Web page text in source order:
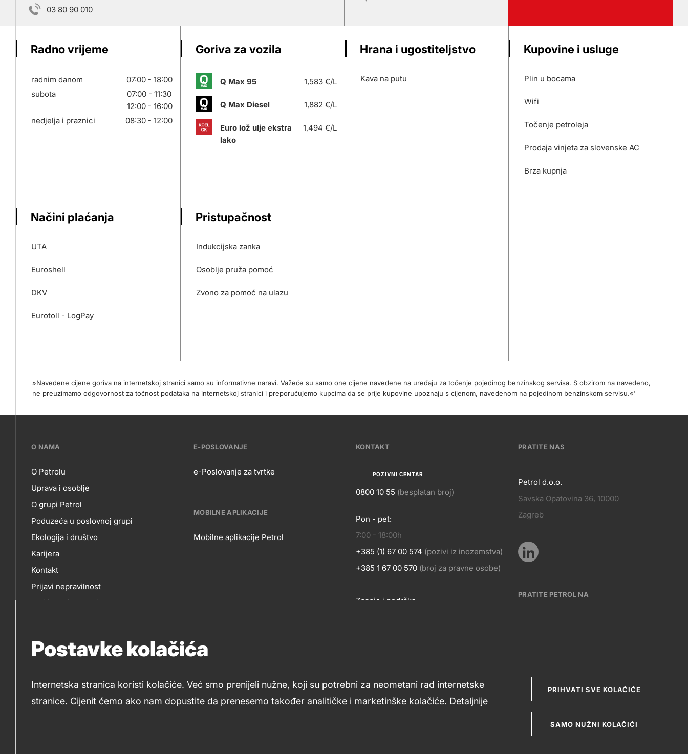
Postavke kolačića
Internetska stranica koristi kolačiće. Već smo prenijeli nužne, koji su potrebni za neometani rad internetske
stranice. Cijenit ćemo ako nam dopustite da prenesemo također analitičke i marketinške kolačiće. Detaljnije
PRIHVATI SVE KOLAČIĆE
SAMO NUŽNI KOLAČIĆI
03 80 90 010
Radno vrijeme
radnim danom
07:00 - 18:00
subota
07:00 - 11:30
12:00 - 16:00
nedjelja i praznici
08:30 - 12:00
Goriva za vozila
Q Max 95 1,583 €/L
Q Max Diesel 1,882 €/L
Euro lož ulje ekstra
lako
1,494 €/L
Hrana i ugostiteljstvo
Kava na putu
Kupovine i usluge
Plin u bocama
Wifi
Točenje petroleja
Prodaja vinjeta za slovenske AC
Brza kupnja
Načini plaćanja
UTA
Euroshell
DKV
Eurotoll - LogPay
Pristupačnost
Indukcijska zanka
Osoblje pruža pomoć
Zvono za pomoć na ulazu
»Navedene cijene goriva na internetskoj stranici samo su informativne naravi. Važeće su samo one cijene navedene na uređaju za točenje pojedinog benzinskog servisa. S obzirom na navedeno,
ne preuzimamo odgovornost za točnost podataka na internetskoj stranici i preporučujemo kupcima da se prije kupovine upoznaju s cijenom, navedenom na pojedinom benzinskom servisu.«'
???
petrol-
skupno.footer-
title???
O NAMA
O
NAMA
O Petrolu
Uprava i osoblje
O grupi Petrol
Poduzeća u poslovnoj grupi
Ekologija i društvo
Karijera
Kontakt
Prijavi nepravilnost
Politika privatnosti
E-POSLOVANJE
E-
POSLOVANJE
e-Poslovanje za tvrtke
MOBILNE APLIKACIJE
Mobilne aplikacije Petrol
KONTAKT
POZIVNI CENTAR
KONTAKT
0800 10 55 (besplatan broj)
Pon - pet:
7:00 - 18:00h
+385 (1) 67 00 574 (pozivi iz inozemstva)
+385 1 67 00 570 (broj za pravne osobe)
Znanje i podrška
PRATITE NAS
Pratite
nas
Petrol d.o.o.
Savska Opatovina 36, 10000
Zagreb
Pratite
nas
Social
PRATITE PETROL NA
media
2019-2026 Petrol d.o.o. i Petrol d.d., Ljubljana Kolačići